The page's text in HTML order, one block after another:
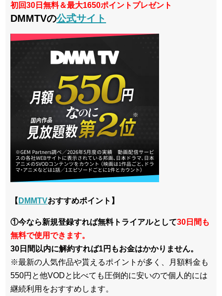
初回30日無料＆最大1650ポイントプレゼント
DMMTVの公式サイト
【 DMMTVおすすめポイント】
①今なら新規登録すれば無料トライアルとして30日間も
無料で使用できます。
30日間以内に解約すれば1円もお金はかかりません。
※最新の人気作品や貰えるポイントが多く、月額料金も
550円と他VODと比べても圧倒的に安いので個人的には
継続利用をおすすめします。